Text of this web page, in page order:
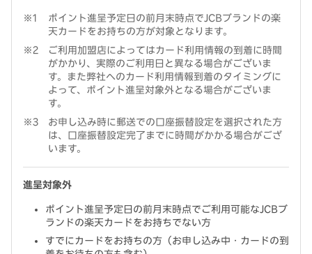
ポイント進呈予定日の前月末時点でJCBブランドの楽
天カードをお持ちの方が対象となります。
ご利用加盟店によってはカード利用情報の到着に時間
がかかり、実際のご利用日と異なる場合がございま
す。また弊社へのカード利用情報到着のタイミングに
よって、ポイント進呈対象外となる場合がございま
す。
お申し込み時に郵送での口座振替設定を選択された方
は、口座振替設定完了までに時間がかかる場合がござ
います。
進呈対象外
ポイント進呈予定日の前月末時点でご利用可能なJCBブ
ランドの楽天カードをお持ちでない方
すでにカードをお持ちの方（お申し込み中・カードの到